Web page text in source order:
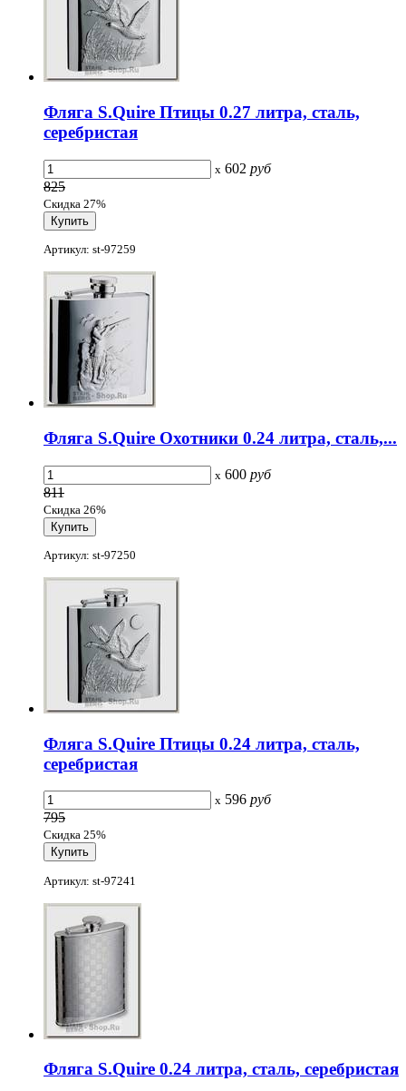
Фляга S.Quire Птицы 0.27 литра, сталь,
серебристая
x 602 руб
825
Скидка 27%
Артикул: st-97259
Фляга S.Quire Охотники 0.24 литра, сталь,...
x 600 руб
811
Скидка 26%
Артикул: st-97250
Фляга S.Quire Птицы 0.24 литра, сталь,
серебристая
x 596 руб
795
Скидка 25%
Артикул: st-97241
Фляга S.Quire 0.24 литра, сталь, серебристая